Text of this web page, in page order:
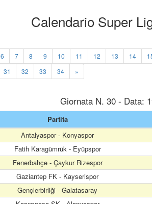
Calendario Super
6 7 8 9 10 11 12 13 14
31 32 33 34 »
Giornata N. 30 - Data:
Partita
Antalyaspor - Konyaspor
Fatih Karagümrük - Eyüpspor
Fenerbahçe - Çaykur Rizespor
Gaziantep FK - Kayserispor
Gençlerbirliği - Galatasaray